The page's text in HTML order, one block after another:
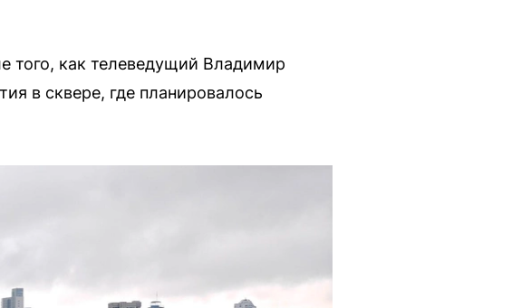
того, как телеведущий Владимир
в сквере, где планировалось